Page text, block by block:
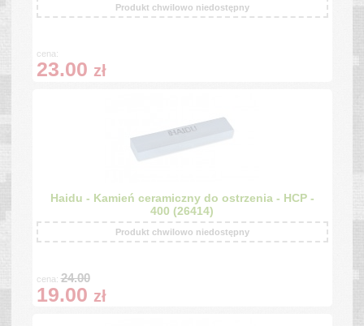
Produkt chwilowo niedostępny
cena:
23.00 zł
Haidu - Kamień ceramiczny do ostrzenia - HCP -
400 (26414)
Produkt chwilowo niedostępny
cena:24.00
19.00 zł